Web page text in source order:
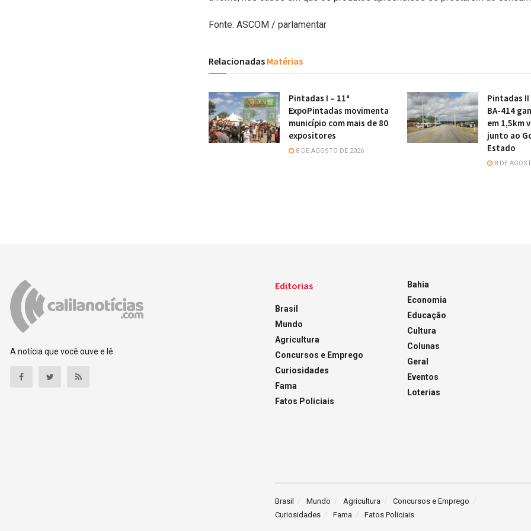
Fonte: ASCOM / parlamentar
Relacionadas Matérias
Pintadas I – 11ª
ExpoPintadas movimenta
município com mais de 80
expositores
8 DE AGOSTO DE 2026
Pintadas
BA-414
em 1,5km
junto ao
Estado
8 DE
A notícia que você ouve e lê.
Editorias
Brasil
Mundo
Agricultura
Concursos e Emprego
Curiosidades
Fama
Fatos Policiais
Bahia
Economia
Educação
Cultura
Colunas
Geral
Eventos
Loterias
Brasil Mundo Agricultura
Concursos e Emprego
Curiosidades
Fama Fatos Policiais